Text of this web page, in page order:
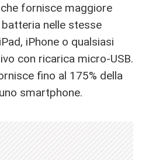
fornisce maggiore
nelle stesse
iPhone o qualsiasi
con ricarica micro-USB.
fino al 175% della
smartphone.